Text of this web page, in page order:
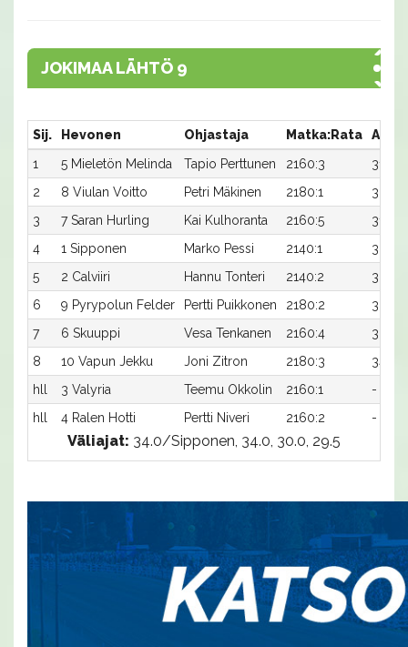
JOKIMAA LÄHTÖ 9
Sij. Hevonen Ohjastaja Matka:Rata
Aika
1
5 Mieletön Melinda Tapio Perttunen 2160:3
31,0
2
8 Viulan Voitto Petri Mäkinen 2180:1
30,2
3
7 Saran Hurling Kai Kulhoranta 2160:5
31,3
4
1 Sipponen Marko Pessi 2140:1
32,2
5
2 Calviiri Hannu Tonteri 2140:2
32,3
6
9 Pyrypolun Felder Pertti Puikkonen 2180:2
30,6
7
6 Skuuppi Vesa Tenkanen 2160:4
32,9
8
10 Vapun Jekku Joni Zitron 2180:3
34,5
hll
3 Valyria Teemu Okkolin 2160:1
-
hll
4 Ralen Hotti Pertti Niveri 2160:2 -
Väliajat: 34.0/Sipponen, 34.0, 30.0, 29.5